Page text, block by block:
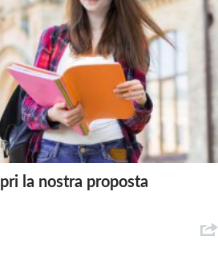
la nostra proposta